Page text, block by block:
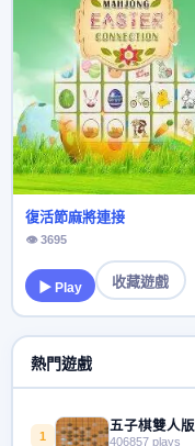
復活節麻將連接
👁 3695
▶ Play 收藏遊戲
熱門遊戲
1
五子棋雙人版
406857 plays